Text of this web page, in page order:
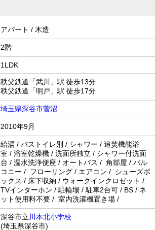
アパート / 木造
2階
1LDK
秩父鉄道「武川」駅 徒歩13分
秩父鉄道「明戸」駅 徒歩17分
埼玉県深谷市菅沼
2010年9月
給湯 / バストイレ別 / シャワー / 追焚機能浴
室 / 浴室乾燥機 / 洗面所独立 / シャワー付洗面
台 / 温水洗浄便座 / オートバス / 角部屋 / バル
コニー / フローリング / エアコン / シューズボ
ックス / 床下収納 / ウォークインクロゼット /
TVインターホン / 駐輪場 / 駐車2台可 / BS / ネ
ット使用料不要 / 室内洗濯機置き場 /
深谷市立 川本北小学校
(埼玉県深谷市)